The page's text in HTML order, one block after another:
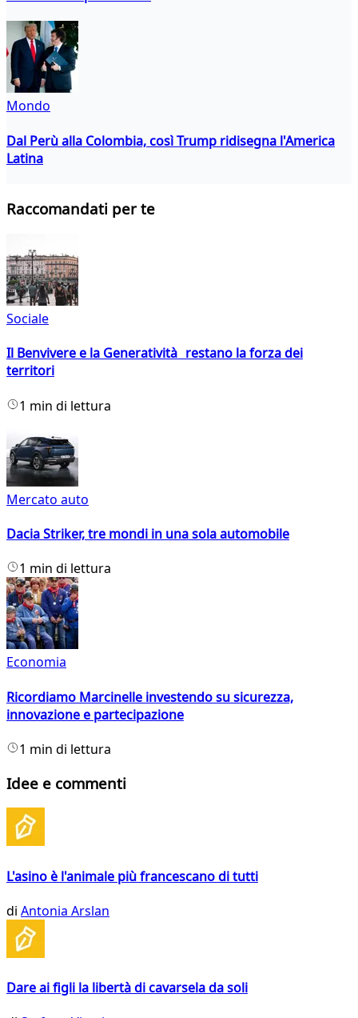
Mondo
Dal Perù alla Colombia, così Trump ridisegna l'America
Latina
Raccomandati per te
Sociale
Il Benvivere e la Generatività restano la forza dei
territori
1 min di lettura
Mercato auto
Dacia Striker, tre mondi in una sola automobile
1 min di lettura
Economia
Ricordiamo Marcinelle investendo su sicurezza,
innovazione e partecipazione
1 min di lettura
Idee e commenti
L'asino è l'animale più francescano di tutti
di Antonia Arslan
Dare ai figli la libertà di cavarsela da soli